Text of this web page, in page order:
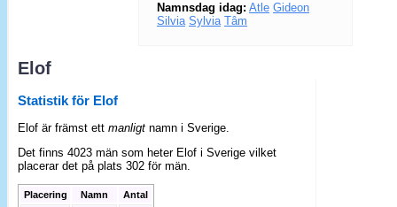
Namnsdag idag: Atle Gideon
Silvia Sylvia Tâm
Elof
Statistik för Elof
Elof är främst ettmanligt namn i Sverige.
Det finns 4023 män som heter Elof i Sverige vilket
placerar det på plats 302 för män.
Placering Namn
Antal